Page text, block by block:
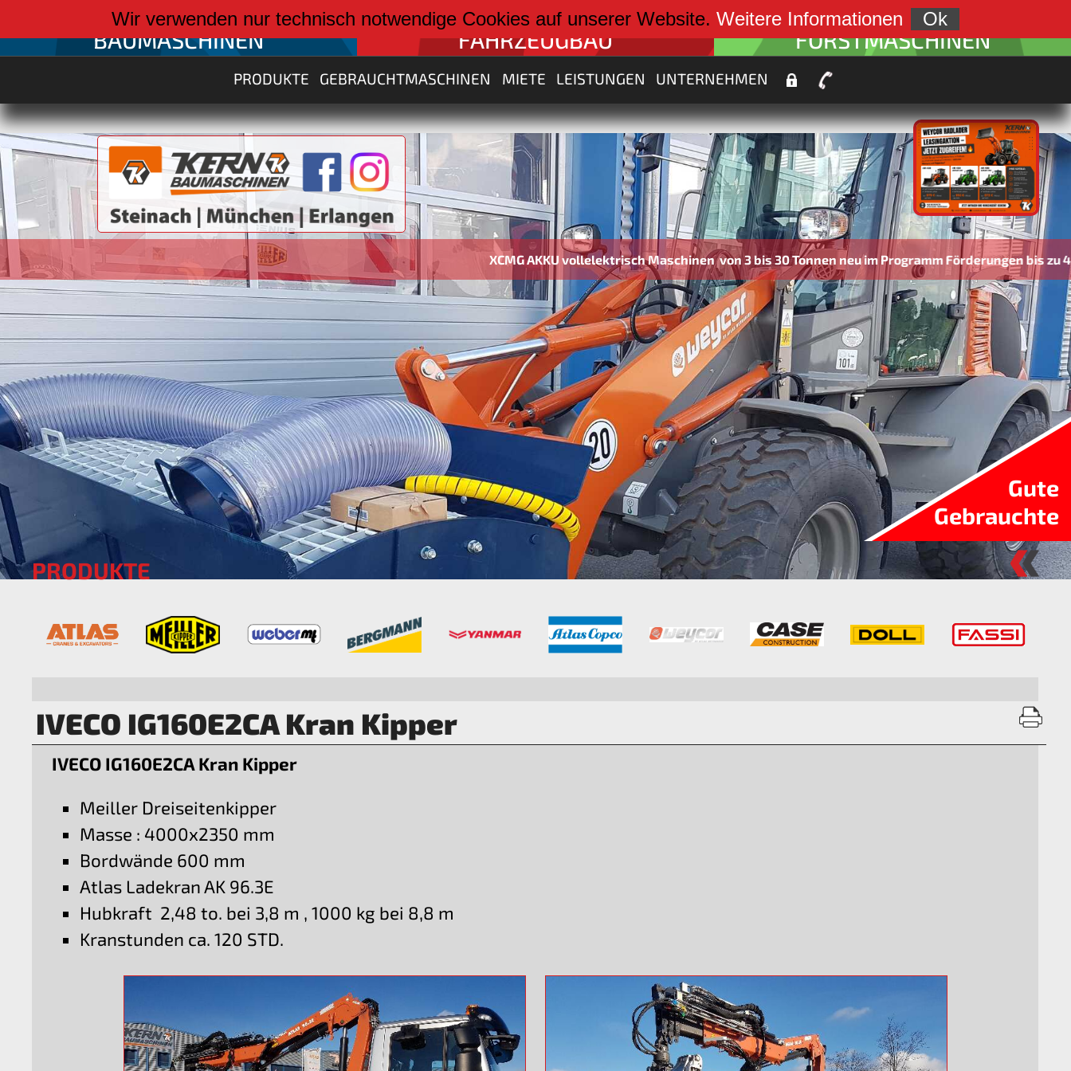
XCMG AKKU vollelektrisch Maschinen von 3 bis 30 Tonnen neu im Programm Förderungen bis zu 45%
weiter zu:
BAUMASCHINEN
weiter zu:
FAHRZEUGBAU
weiter zu:
FORSTMASCHINEN
PRODUKTE GEBRAUCHTMASCHINEN MIETE LEISTUNGEN UNTERNEHMEN
Gute
Gebrauchte
PRODUKTE
IVECO IG160E2CA Kran Kipper
IVECO IG160E2CA Kran Kipper
Meiller Dreiseitenkipper
Masse : 4000x2350 mm
Bordwände 600 mm
Atlas Ladekran AK 96.3E
Hubkraft 2,48 to. bei 3,8 m , 1000 kg bei 8,8 m
Kranstunden ca. 120 STD.
Wir verwenden nur technisch notwendige Cookies auf unserer Website. Weitere Informationen Ok